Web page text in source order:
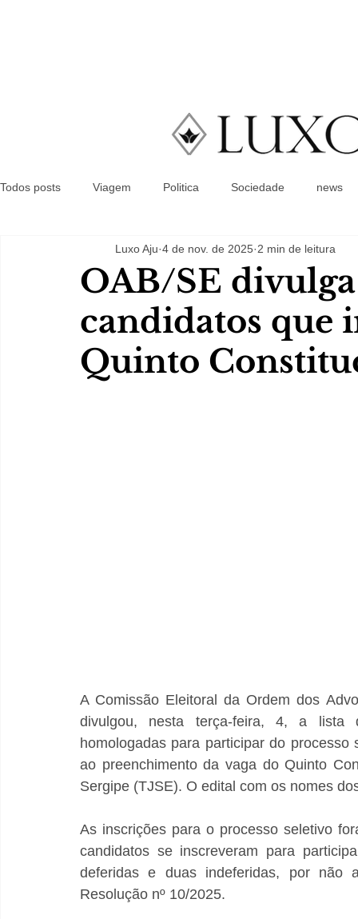
Todos posts Viagem Politica Sociedade news
OAB/SE
candidatos que
Quinto
Luxo Aju 4 de nov. de 2025 2 min de leitura
A Comissão Eleitoral da Ordem dos
divulgou, nesta terça-feira, 4, a lista
homologadas para participar do
ao preenchimento da vaga do Quinto
Sergipe (TJSE). O edital com os nomes
As inscrições para o processo seletivo
candidatos se inscreveram para
deferidas e duas indeferidas, por não
Resolução nº 10/2025.